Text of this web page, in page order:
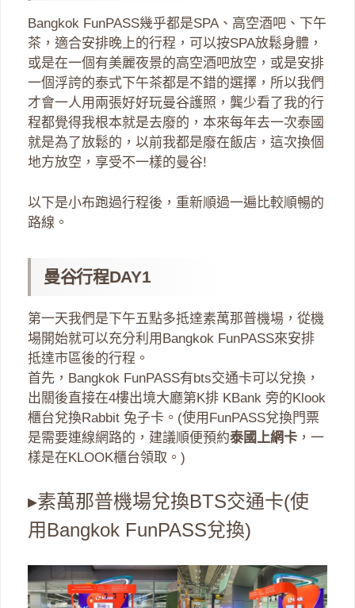
Bangkok FunPASS幾乎都是SPA、高空酒吧、下午
茶，適合安排晚上的行程，可以按SPA放鬆身體，
或是在一個有美麗夜景的高空酒吧放空，或是安排
一個浮誇的泰式下午茶都是不錯的選擇，所以我們
才會一人用兩張好好玩曼谷護照，龔少看了我的行
程都覺得我根本就是去廢的，本來每年去一次泰國
就是為了放鬆的，以前我都是廢在飯店，這次換個
地方放空，享受不一樣的曼谷!
以下是小布跑過行程後，重新順過一遍比較順暢的
路線。
曼谷行程DAY1
第一天我們是下午五點多抵達素萬那普機場，從機
場開始就可以充分利用Bangkok FunPASS來安排
抵達市區後的行程。
首先，Bangkok FunPASS有bts交通卡可以兌換，
出關後直接在4樓出境大廳第K排 KBank 旁的Klook
櫃台兌換Rabbit 兔子卡。(使用FunPASS兌換門票
是需要連線網路的，建議順便預約泰國上網卡 ，一
樣是在KLOOK櫃台領取。)
▸素萬那普機場兌換BTS交通卡(使
用Bangkok FunPASS兌換)